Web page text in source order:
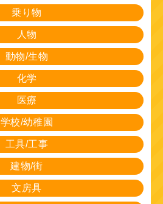
乗り物
人物
動物/生物
化学
医療
学校/幼稚園
工具/工事
建物/街
文房具